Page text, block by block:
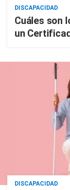
DISCAPACIDAD
Cuáles son
un
DISCAPACIDAD